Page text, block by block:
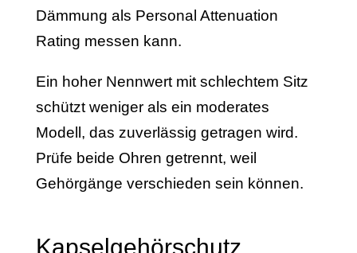
Dämmung als Personal Attenuation
Rating messen kann.
Ein hoher Nennwert mit schlechtem Sitz
schützt weniger als ein moderates
Modell, das zuverlässig getragen wird.
Prüfe beide Ohren getrennt, weil
Gehörgänge verschieden sein können.
Kapselgehörschutz